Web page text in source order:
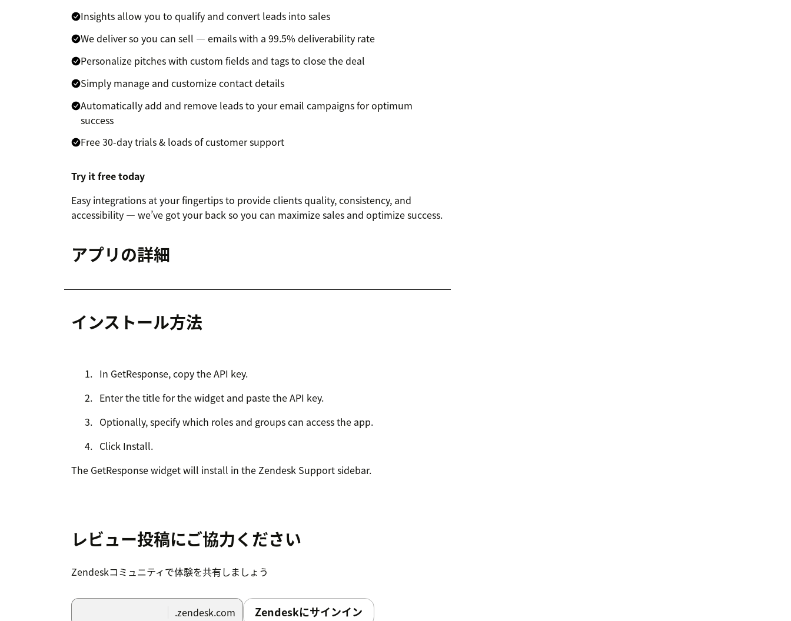
Insights allow you to qualify and convert leads into sales
We deliver so you can sell — emails with a 99.5% deliverability rate
Personalize pitches with custom fields and tags to close the deal
Simply manage and customize contact details
Automatically add and remove leads to your email campaigns for optimum
success
Free 30-day trials & loads of customer support
Try it free today
Easy integrations at your fingertips to provide clients quality, consistency, and
accessibility — we’ve got your back so you can maximize sales and optimize success.
アプリの詳細
インストール方法
In GetResponse, copy the API key.
Enter the title for the widget and paste the API key.
Optionally, specify which roles and groups can access the app.
Click Install.
The GetResponse widget will install in the Zendesk Support sidebar.
レビュー投稿にご協力ください
Zendeskコミュニティで体験を共有しましょう
.zendesk.com Zendeskにサインイン